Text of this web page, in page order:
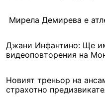
Мирела Демирева е
Джани Инфантино: Ще
видеоповторения на
Новият треньор на
страхотно